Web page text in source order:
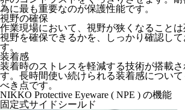
為に最も重要なのが保護性能です。
視野の確保
作業現場において、視野が狭くなること
視野を確保できるかを、しっかり確認して
す。
装着感
装着時のストレスを軽減する技術が搭載
す。長時間使い続けられる装着感につい
べき点です。
NIKKO Protective Eyeware ( NPE ) の機能
固定式サイドシールド